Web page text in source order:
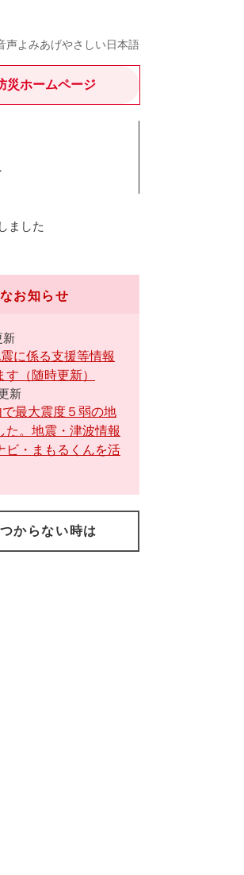
声よみあげやさしい日本語
災ホームページ
ました
お知らせ
新
に係る支援等情報
（随時更新）
新
最大震度５弱の地
た。地震・津波情報
ビ・まもるくんを活
からない時は